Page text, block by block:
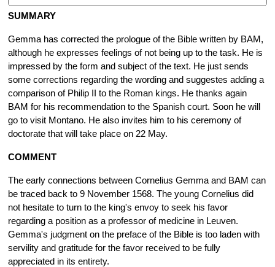
SUMMARY
Gemma has corrected the prologue of the Bible written by BAM,
although he expresses feelings of not being up to the task. He is
impressed by the form and subject of the text. He just sends
some corrections regarding the wording and suggestes adding a
comparison of Philip II to the Roman kings. He thanks again
BAM for his recommendation to the Spanish court. Soon he will
go to visit Montano. He also invites him to his ceremony of
doctorate that will take place on 22 May.
COMMENT
The early connections between Cornelius Gemma and BAM can
be traced back to 9 November 1568. The young Cornelius did
not hesitate to turn to the king's envoy to seek his favor
regarding a position as a professor of medicine in Leuven.
Gemma's judgment on the preface of the Bible is too laden with
servility and gratitude for the favor received to be fully
appreciated in its entirety.